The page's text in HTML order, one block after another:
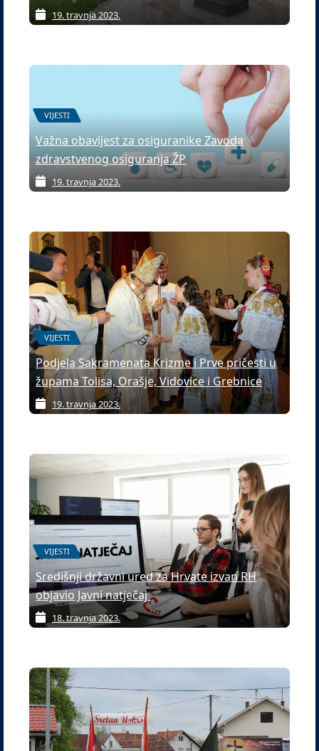
19. travnja 2023.
VIJESTI
Važna obavijest za osiguranike Zavoda
zdravstvenog osiguranja ŽP
19. travnja 2023.
VIJESTI
Podjela Sakramenata Krizme i Prve pričesti u
župama Tolisa, Orašje, Vidovice i Grebnice
19. travnja 2023.
VIJESTI
Središnji državni ured za Hrvate izvan RH
objavio Javni natječaj
18. travnja 2023.